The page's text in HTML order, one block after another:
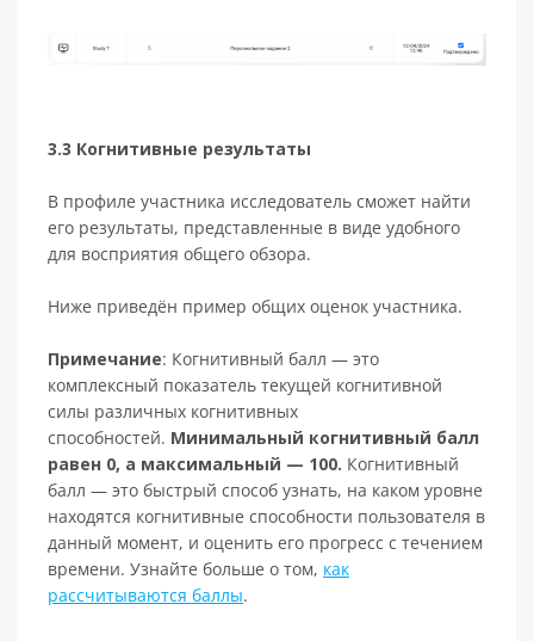
3.3 Когнитивные результаты
В профиле участника исследователь сможет найти
его результаты, представленные в виде удобного
для восприятия общего обзора.
Ниже приведён пример общих оценок участника.
Примечание: Когнитивный балл — это
комплексный показатель текущей когнитивной
силы различных когнитивных
способностей. Минимальный когнитивный балл
равен 0, а максимальный — 100. Когнитивный
балл — это быстрый способ узнать, на каком уровне
находятся когнитивные способности пользователя в
данный момент, и оценить его прогресс с течением
времени. Узнайте больше о том, как
рассчитываются баллы.